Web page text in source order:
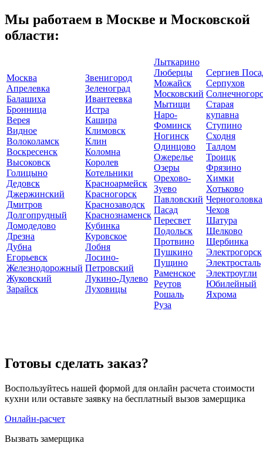
Мы работаем в Москве и Московской
области:
Москва
Апрелевка
Балашиха
Бронница
Верея
Видное
Волоколамск
Воскресенск
Высоковск
Голицыно
Дедовск
Джержинский
Дмитров
Долгопрудный
Домодедово
Дрезна
Дубна
Егорьевск
Железнодорожный
Жуковский
Зарайск
Звенигород
Зеленоград
Ивантеевка
Истра
Кашира
Климовск
Клин
Коломна
Королев
Котельники
Красноармейск
Красногорск
Краснозаводск
Краснознаменск
Кубинка
Куровское
Лобня
Лосино-
Петровский
Лукино-Дулево
Луховицы
Лыткарино
Люберцы
Можайск
Московский
Мытищи
Наро-
Фоминск
Ногинск
Одинцово
Ожерелье
Озеры
Орехово-
Зуево
Павловский
Пасад
Пересвет
Подольск
Протвино
Пушкино
Пущино
Раменское
Реутов
Рошаль
Руза
Сергиев
Серпухов
Старая
купавна
Ступино
Сходня
Талдом
Троицк
Фрязино
Химки
Хотьково
Черноголовка
Чехов
Шатура
Щелково
Щербинка
Электрогорск
Электросталь
Электроугли
Юбилейный
Яхрома
Готовы сделать заказ?
Воспользуйтесь нашей формой для онлайн расчета стоимости
кухни или оставьте заявку на бесплатный вызов замерщика
Онлайн-расчет
Вызвать замерщика